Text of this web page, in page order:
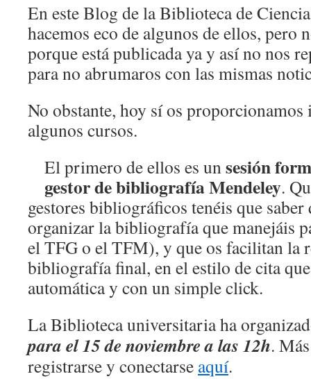
En este Blog de la Biblioteca de
hacemos eco de algunos de ellos, pero
porque está publicada ya y así no nos
para no abrumaros con las mismas
No obstante, hoy sí os
algunos cursos.
El primero de ellos es unsesión
gestor de bibliografía Mendeley.
gestores bibliográficos tenéis que
organizar la bibliografía que manejáis
el TFG o el TFM), y que os facilitan la
bibliografía final, en el estilo de cita
automática y con un simple click.
La Biblioteca universitaria ha
para el 15 de noviembre a las 12h.
registrarse y conectarse aquí.